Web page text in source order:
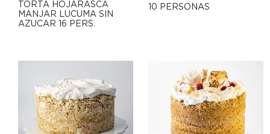
TORTA HOJARASCA
MANJAR LUCUMA SIN
AZUCAR 16 PERS.
10 PERSONAS